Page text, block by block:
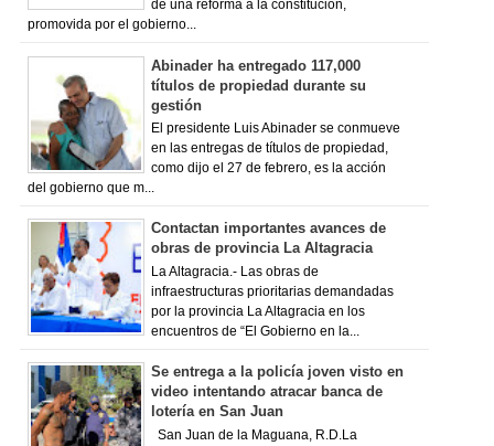
de una reforma a la constitución,
promovida por el gobierno...
Abinader ha entregado 117,000
títulos de propiedad durante su
gestión
El presidente Luis Abinader se conmueve
en las entregas de títulos de propiedad,
como dijo el 27 de febrero, es la acción
del gobierno que m...
Contactan importantes avances de
obras de provincia La Altagracia
La Altagracia.- Las obras de
infraestructuras prioritarias demandadas
por la provincia La Altagracia en los
encuentros de “El Gobierno en la...
Se entrega a la policía joven visto en
video intentando atracar banca de
lotería en San Juan
San Juan de la Maguana, R.D.La